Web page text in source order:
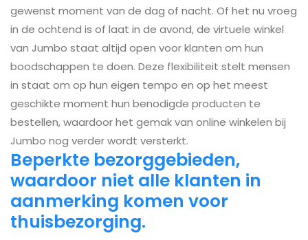
gewenst moment van de dag of nacht. Of het nu vroeg
in de ochtend is of laat in de avond, de virtuele winkel
van Jumbo staat altijd open voor klanten om hun
boodschappen te doen. Deze flexibiliteit stelt mensen
in staat om op hun eigen tempo en op het meest
geschikte moment hun benodigde producten te
bestellen, waardoor het gemak van online winkelen bij
Jumbo nog verder wordt versterkt.
Beperkte bezorggebieden,
waardoor niet alle klanten in
aanmerking komen voor
thuisbezorging.